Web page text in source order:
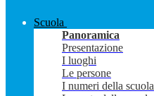
Scuola
Panoramica
Presentazione
I luoghi
Le persone
I numeri della scuola